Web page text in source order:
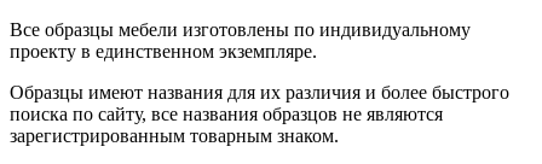
Все образцы мебели изготовлены по индивидуальному
проекту в единственном экземпляре.
Образцы имеют названия для их различия и более быстрого
поиска по сайту, все названия образцов не являются
зарегистрированным товарным знаком.